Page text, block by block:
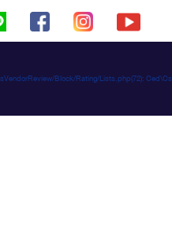
Block/Rating/Lists.php(72):